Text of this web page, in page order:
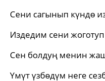
Сени сагынып күндө
Издедим сени
Сен болдуң менин
Үмүт үзбөдүм неге